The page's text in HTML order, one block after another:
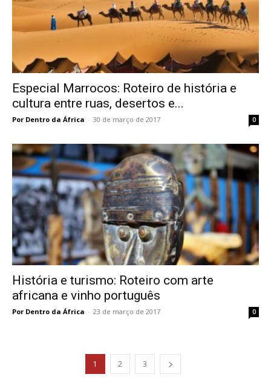
Especial Marrocos: Roteiro de história e
cultura entre ruas, desertos e...
Por Dentro da África - 30 de março de 2017 0
História e turismo: Roteiro com arte
africana e vinho português
Por Dentro da África - 23 de março de 2017 0
1 2 3